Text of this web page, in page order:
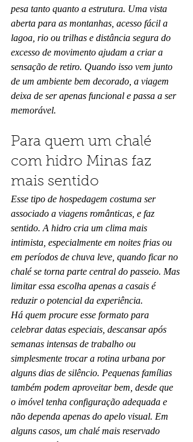
pesa tanto quanto a estrutura. Uma vista
aberta para as montanhas, acesso fácil a
lagoa, rio ou trilhas e distância segura do
excesso de movimento ajudam a criar a
sensação de retiro. Quando isso vem junto
de um ambiente bem decorado, a viagem
deixa de ser apenas funcional e passa a ser
memorável.
Para quem um chalé
com hidro Minas faz
mais sentido
Esse tipo de hospedagem costuma ser
associado a viagens românticas, e faz
sentido. A hidro cria um clima mais
intimista, especialmente em noites frias ou
em períodos de chuva leve, quando ficar no
chalé se torna parte central do passeio. Mas
limitar essa escolha apenas a casais é
reduzir o potencial da experiência.
Há quem procure esse formato para
celebrar datas especiais, descansar após
semanas intensas de trabalho ou
simplesmente trocar a rotina urbana por
alguns dias de silêncio. Pequenas famílias
também podem aproveitar bem, desde que
o imóvel tenha configuração adequada e
não dependa apenas do apelo visual. Em
alguns casos, um chalé mais reservado